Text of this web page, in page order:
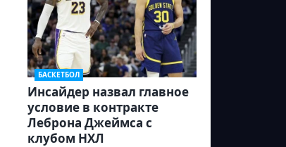
БАСКЕТБОЛ
Инсайдер назвал главное
условие в контракте
Леброна Джеймса с
клубом НХЛ